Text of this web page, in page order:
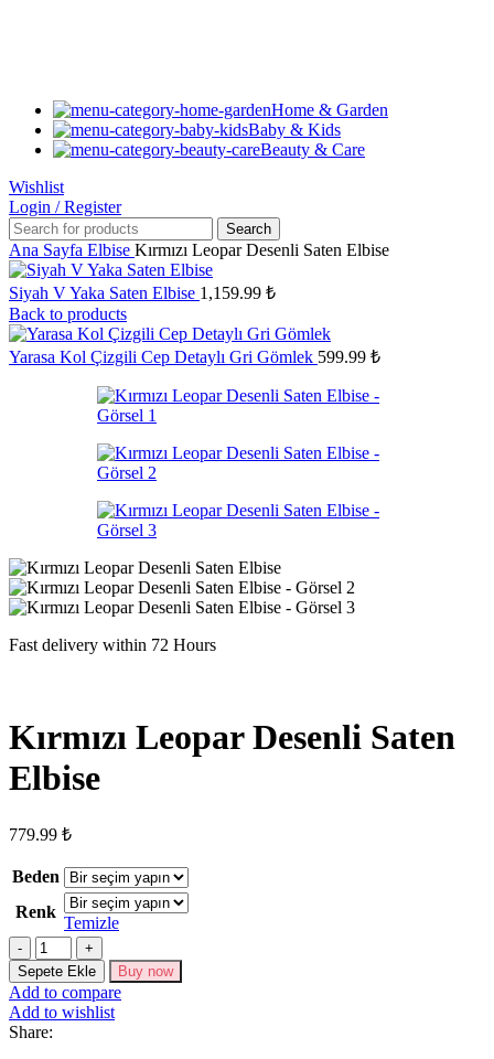
Home & Garden
Baby & Kids
Beauty & Care
Wishlist
Login / Register
Search
Ana Sayfa Elbise Kırmızı Leopar Desenli Saten Elbise
Siyah V Yaka Saten Elbise 1,159.99 ₺
Back to products
Yarasa Kol Çizgili Cep Detaylı Gri Gömlek 599.99 ₺
Fast delivery within 72 Hours
Kırmızı Leopar Desenli Saten
Elbise
779.99 ₺
Beden
Renk
Temizle
Kırmızı
Leopar
Desenli
Saten
Elbise
adet
Sepete Ekle Buy now
Add to compare
Add to wishlist
Share: